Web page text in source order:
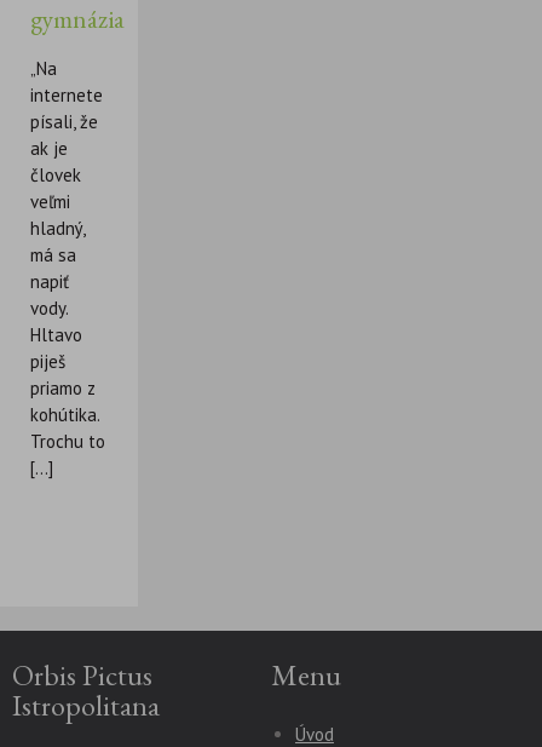
gymnázia
„Na
internete
písali, že
ak je
človek
veľmi
hladný,
má sa
napiť
vody.
Hltavo
piješ
priamo z
kohútika.
Trochu to
[...]
Orbis Pictus
Istropolitana
Menu
Úvod